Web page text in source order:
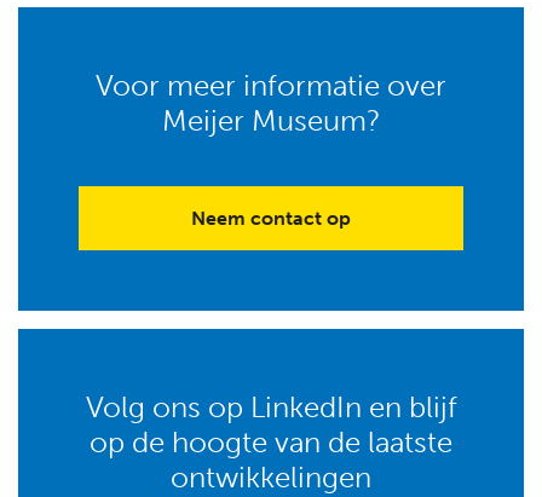
Voor meer informatie over
Meijer Museum?
Neem contact op
Volg ons op LinkedIn en blijf
op de hoogte van de laatste
ontwikkelingen